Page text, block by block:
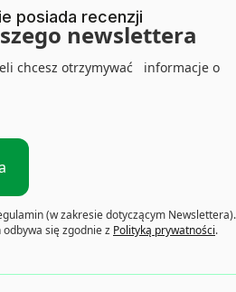
posiada recenzji
newslettera
chcesz otrzymywać informacje o
(w zakresie dotyczącym Newslettera).
się zgodnie z Polityką prywatności.